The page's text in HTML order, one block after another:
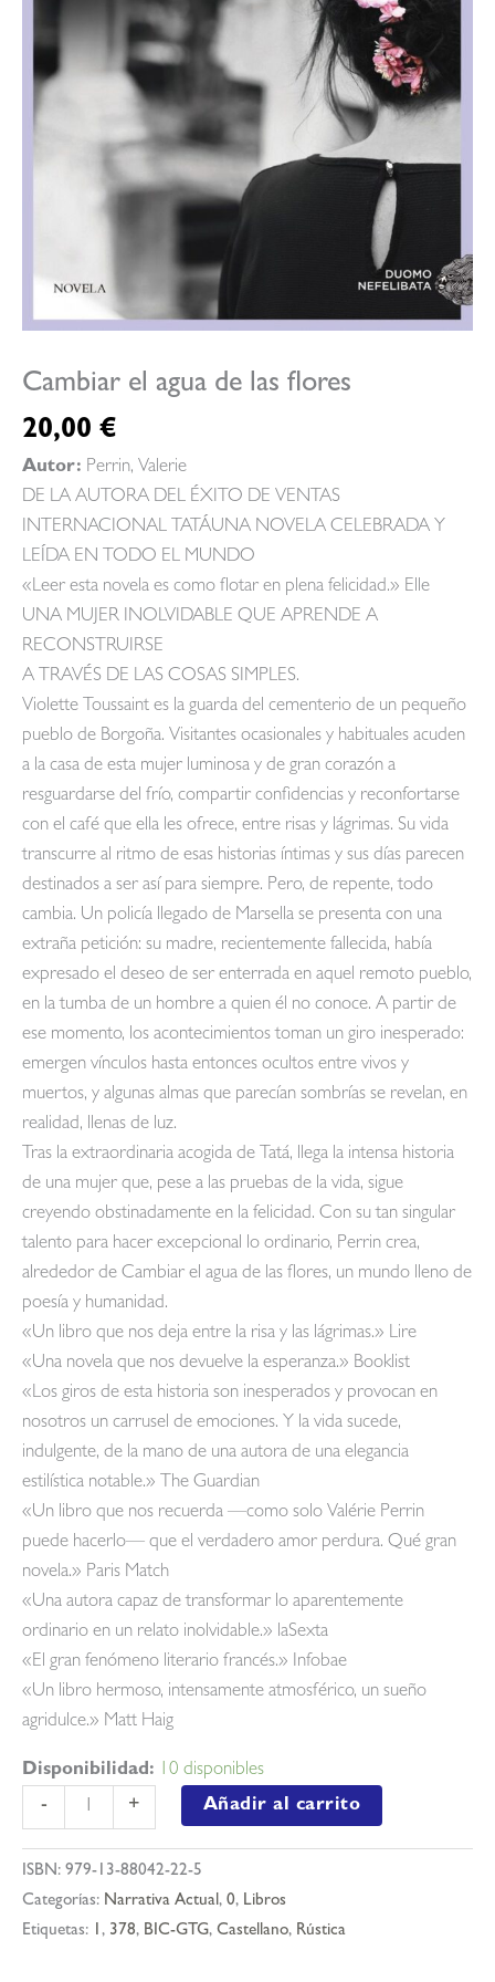
Cambiar el agua de las flores
20,00 €
Autor: Perrin, Valerie
DE LA AUTORA DEL ÉXITO DE VENTAS
INTERNACIONAL TATÁUNA NOVELA CELEBRADA Y
LEÍDA EN TODO EL MUNDO
«Leer esta novela es como flotar en plena felicidad.» Elle
UNA MUJER INOLVIDABLE QUE APRENDE A
RECONSTRUIRSE
A TRAVÉS DE LAS COSAS SIMPLES.
Violette Toussaint es la guarda del cementerio de un pequeño
pueblo de Borgoña. Visitantes ocasionales y habituales acuden
a la casa de esta mujer luminosa y de gran corazón a
resguardarse del frío, compartir confidencias y reconfortarse
con el café que ella les ofrece, entre risas y lágrimas. Su vida
transcurre al ritmo de esas historias íntimas y sus días parecen
destinados a ser así para siempre. Pero, de repente, todo
cambia. Un policía llegado de Marsella se presenta con una
extraña petición: su madre, recientemente fallecida, había
expresado el deseo de ser enterrada en aquel remoto pueblo,
en la tumba de un hombre a quien él no conoce. A partir de
ese momento, los acontecimientos toman un giro inesperado:
emergen vínculos hasta entonces ocultos entre vivos y
muertos, y algunas almas que parecían sombrías se revelan, en
realidad, llenas de luz.
Tras la extraordinaria acogida de Tatá, llega la intensa historia
de una mujer que, pese a las pruebas de la vida, sigue
creyendo obstinadamente en la felicidad. Con su tan singular
talento para hacer excepcional lo ordinario, Perrin crea,
alrededor de Cambiar el agua de las flores, un mundo lleno de
poesía y humanidad.
«Un libro que nos deja entre la risa y las lágrimas.» Lire
«Una novela que nos devuelve la esperanza.» Booklist
«Los giros de esta historia son inesperados y provocan en
nosotros un carrusel de emociones. Y la vida sucede,
indulgente, de la mano de una autora de una elegancia
estilística notable.» The Guardian
«Un libro que nos recuerda —como solo Valérie Perrin
puede hacerlo— que el verdadero amor perdura. Qué gran
novela.» Paris Match
«Una autora capaz de transformar lo aparentemente
ordinario en un relato inolvidable.» laSexta
«El gran fenómeno literario francés.» Infobae
«Un libro hermoso, intensamente atmosférico, un sueño
agridulce.» Matt Haig
Disponibilidad: 10 disponibles
-
el
agua
de
las
+ Añadir al carrito
ISBN: 979-13-88042-22-5
Categorías: Narrativa Actual, 0, Libros
Etiquetas: 1 , 378, BIC-GTG, Castellano, Rústica